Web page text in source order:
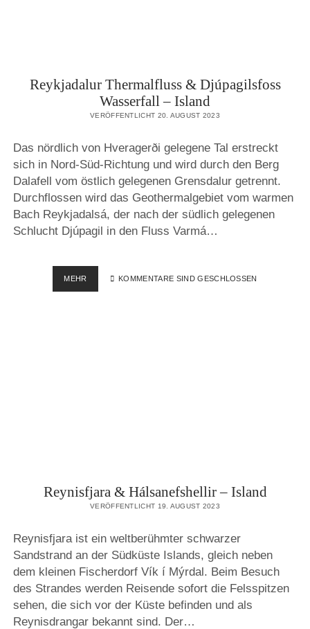
Reykjadalur Thermalfluss & Djúpagilsfoss
Wasserfall – Island
VERÖFFENTLICHT 20. AUGUST 2023
Das nördlich von Hveragerði gelegene Tal erstreckt
sich in Nord-Süd-Richtung und wird durch den Berg
Dalafell vom östlich gelegenen Grensdalur getrennt.
Durchflossen wird das Geothermalgebiet vom warmen
Bach Reykjadalsá, der nach der südlich gelegenen
Schlucht Djúpagil in den Fluss Varmá…
MEHR REYKJADALUR
THERMALFLUSS
KOMMENTARE SIND GESCHLOSSEN
Reynisfjara & Hálsanefshellir – Island
VERÖFFENTLICHT 19. AUGUST 2023
Reynisfjara ist ein weltberühmter schwarzer
Sandstrand an der Südküste Islands, gleich neben
dem kleinen Fischerdorf Vík í Mýrdal. Beim Besuch
des Strandes werden Reisende sofort die Felsspitzen
sehen, die sich vor der Küste befinden und als
Reynisdrangar bekannt sind. Der…